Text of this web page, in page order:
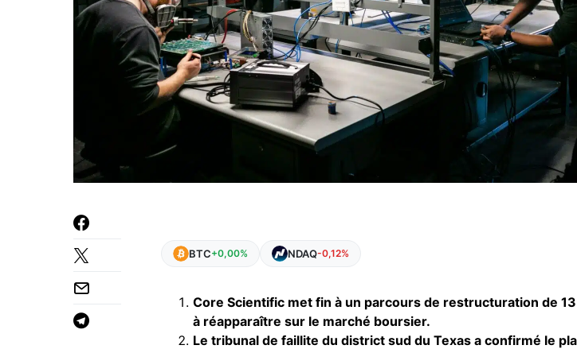
BTC+0,00% NDAQ-0,12%
Core Scientific met fin à un parcours de restructuration de
à réapparaître sur le marché boursier.
Le tribunal de faillite du district sud du Texas a confirmé le